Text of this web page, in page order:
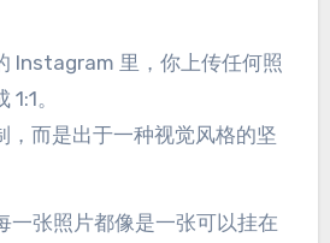
Instagram 里，你上传任何照
。
，而是出于一种视觉风格的坚
一张照片都像是一张可以挂在